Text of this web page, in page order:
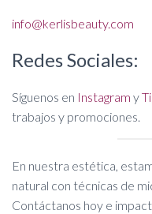
info@kerlisbeauty.com
Redes Sociales:
Síguenos en Instagram y
trabajos y promociones.
En nuestra estética,
natural con técnicas de
Contáctanos hoy e